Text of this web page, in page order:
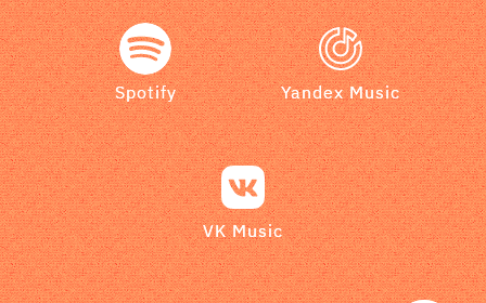
Spotify Yandex Music
VK Music